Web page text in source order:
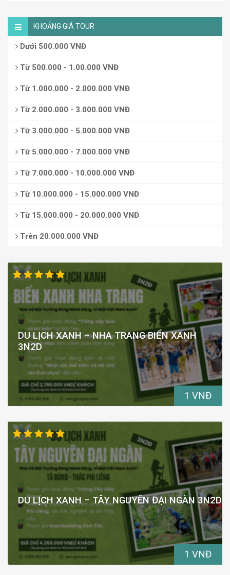
KHOẢNG GIÁ TOUR
Dưới 500.000 VNĐ
Từ 500.000 - 1.00.000 VNĐ
Từ 1.000.000 - 2.000.000 VNĐ
Từ 2.000.000 - 3.000.000 VNĐ
Từ 3.000.000 - 5.000.000 VNĐ
Từ 5.000.000 - 7.000.000 VNĐ
Từ 7.000.000 - 10.000.000 VNĐ
Từ 10.000.000 - 15.000.000 VNĐ
Từ 15.000.000 - 20.000.000 VNĐ
Trên 20.000.000 VNĐ
DU LỊCH XANH – NHA TRANG BIỂN XANH
3N2D
1 VNĐ
DU LỊCH XANH – TÂY NGUYÊN ĐẠI NGÀN 3N2D
1 VNĐ